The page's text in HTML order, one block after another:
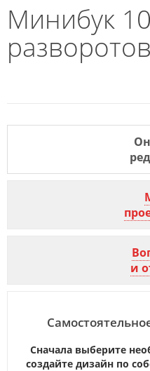
Минибук
и
Сначала выберите
создайте дизайн по